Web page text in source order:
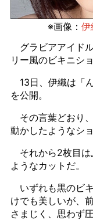
※画像：
グラビアアイド
リー風のビキニシ
13日、伊織は「
を公開。
その言葉どおり
動かしたようなシ
それから2枚目は
ようなカットだ。
いずれも黒のビ
けでも美しいが、
さまじく、思わず